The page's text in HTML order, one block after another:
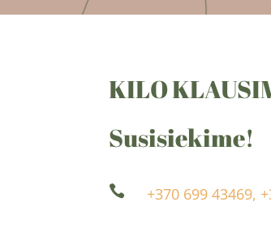
KILO
Susisiekime!
 +370 699 43469,